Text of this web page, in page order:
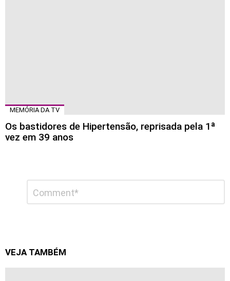
MEMÓRIA DA TV
Os bastidores de Hipertensão, reprisada pela 1ª
vez em 39 anos
comentário
VEJA TAMBÉM